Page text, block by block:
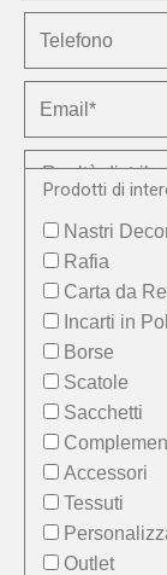
Prodotti di
Nastri
Rafia
Carta da
Incarti in
Borse
Scatole
Sacchetti
Accessori
Tessuti
Outlet
Accetto
Desidero